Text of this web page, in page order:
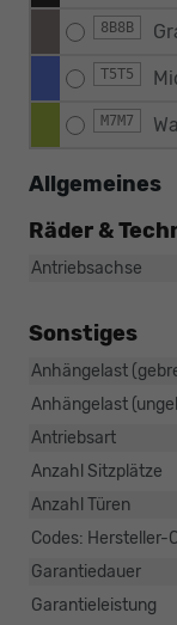
8B8B
T5T5
M7M7
Allgemeines
Räder &
Antriebsachse
Sonstiges
Anhängelast
Anhängelast
Antriebsart
Anzahl Sitzplätze
Anzahl Türen
Codes: Hersteller-
Garantiedauer
Garantieleistung